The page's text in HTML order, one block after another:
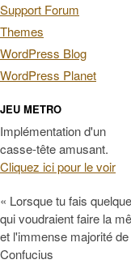
Support Forum
Themes
WordPress Blog
WordPress Planet
JEU METRO
Implémentation d'un
casse-tête amusant.
Cliquez ici pour le voir
« Lorsque tu fais
qui voudraient faire la
et l'immense majorité
Confucius